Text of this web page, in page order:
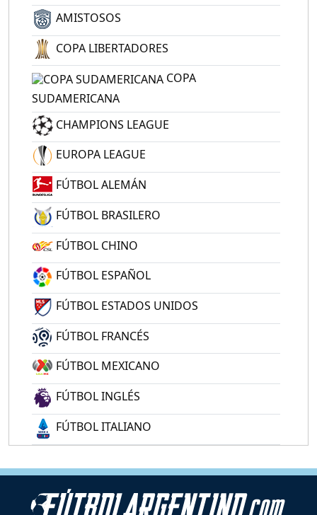
AMISTOSOS
COPA LIBERTADORES
COPA
SUDAMERICANA
CHAMPIONS LEAGUE
EUROPA LEAGUE
FÚTBOL ALEMÁN
FÚTBOL BRASILERO
FÚTBOL CHINO
FÚTBOL ESPAÑOL
FÚTBOL ESTADOS UNIDOS
FÚTBOL FRANCÉS
FÚTBOL MEXICANO
FÚTBOL INGLÉS
FÚTBOL ITALIANO